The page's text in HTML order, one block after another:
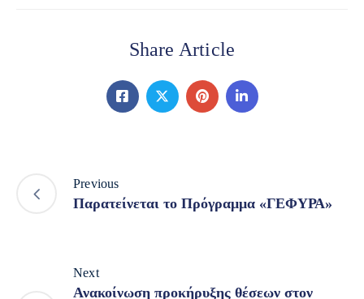
Share Article
Previous
Παρατείνεται το Πρόγραμμα «ΓΕΦΥΡΑ»
Next
Ανακοίνωση προκήρυξης θέσεων στον